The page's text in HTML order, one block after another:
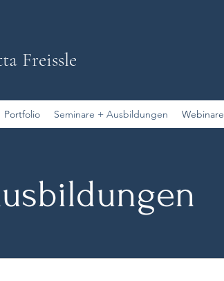
Freissle
Portfolio Seminare + Ausbildungen Webinare